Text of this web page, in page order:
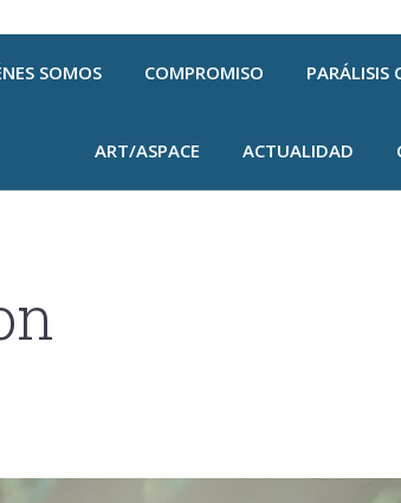
SOMOS COMPROMISO PARÁLISIS
ART/ASPACE ACTUALIDAD